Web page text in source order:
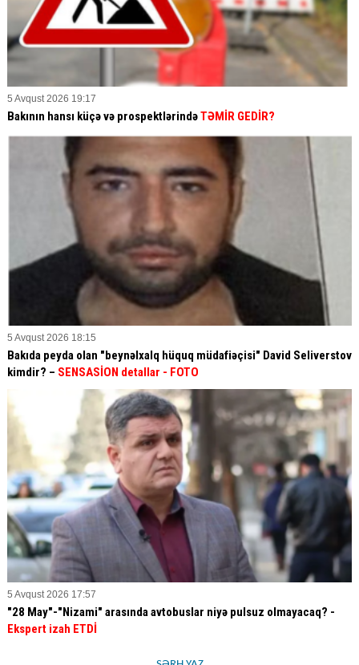
5 Avqust 2026 19:17
Bakının hansı küçə və prospektlərindəTƏMİR GEDİR?
5 Avqust 2026 18:15
Bakıda peyda olan "beynəlxalq hüquq müdafiəçisi" David Seliverstov
kimdir? – SENSASİON detallar - FOTO
5 Avqust 2026 17:57
"28 May"-"Nizami" arasında avtobuslar niyə pulsuz olmayacaq? -
Ekspert izah ETDİ